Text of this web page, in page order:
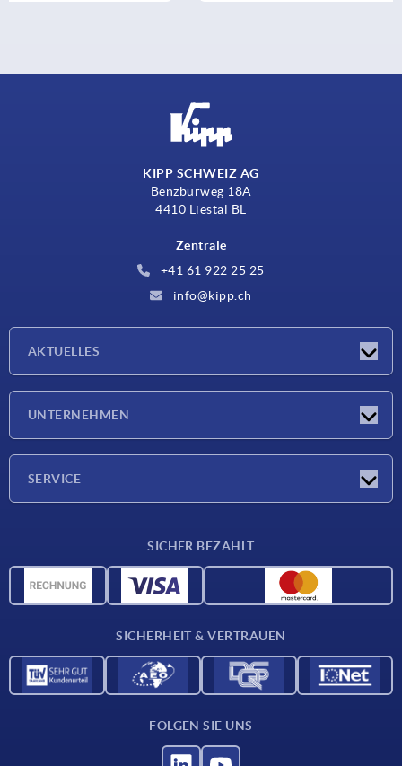
KIPP SCHWEIZ AG
Benzburweg 18A
4410 Liestal BL
Zentrale
+41 61 922 25 25
info@kipp.ch
AKTUELLES
UNTERNEHMEN
SERVICE
CAD-Daten
SICHER BEZAHLT
SICHERHEIT & VERTRAUEN
FOLGEN SIE UNS